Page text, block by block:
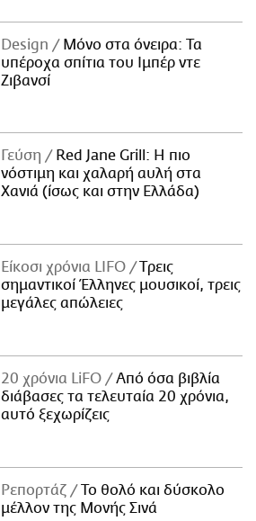
Design
Μόνο στα όνειρα: Τα
υπέροχα σπίτια του Ιμπέρ ντε
Ζιβανσί
Γεύση
Red Jane Grill: Η πιο
νόστιμη και χαλαρή αυλή στα
Χανιά (ίσως και στην Ελλάδα)
Είκοσι χρόνια LIFO
Tρεις
σημαντικοί Έλληνες μουσικοί, τρεις
μεγάλες απώλειες
20 χρόνια LiFO
Από όσα βιβλία
διάβασες τα τελευταία 20 χρόνια,
αυτό ξεχωρίζεις
Ρεπορτάζ
Το θολό και δύσκολο
μέλλον της Μονής Σινά